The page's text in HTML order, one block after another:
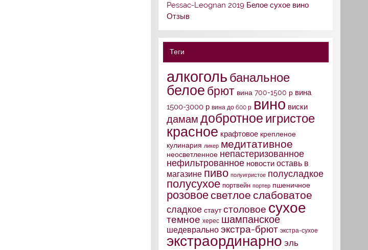
Pessac-Leognan 2019 Белое сухое вино
Отзыв
Теги
алкоголь банальное
белое брют вина 700-1500 р вина
1500-3000 р вина до 600 р вино виски
дамам добротное игристое
красное крафтовое крепленое
кулинария ликер медитативное
неосветленное непастеризованное
нефильтрованное новости оставь в
магазине пиво полуигристое полусладкое
полусухое портвейн портер пшеничное
розовоесветлое слабоватое
сладкое стаут столовое сухое
темное херес шампанское
шедеврально экстра-брют экстра-сухое
экстраординарно эль